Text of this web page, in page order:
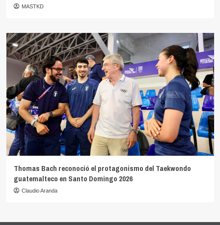
MASTKD
Thomas Bach reconoció el protagonismo del Taekwondo
guatemalteco en Santo Domingo 2026
Claudio Aranda